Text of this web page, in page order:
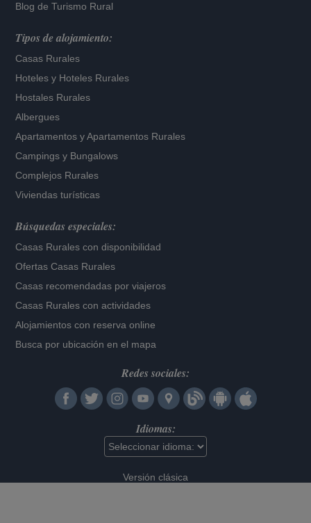
Blog de Turismo Rural
Tipos de alojamiento:
Casas Rurales
Hoteles y Hoteles Rurales
Hostales Rurales
Albergues
Apartamentos yApartamentos Rurales
Campings y Bungalows
Complejos Rurales
Viviendas turísticas
Búsquedas especiales:
Casas Rurales con disponibilidad
Ofertas Casas Rurales
Casas recomendadas por viajeros
Casas Rurales con actividades
Alojamientos con reserva online
Busca por ubicación en el mapa
Redes sociales:
Idiomas:
Versión clásica